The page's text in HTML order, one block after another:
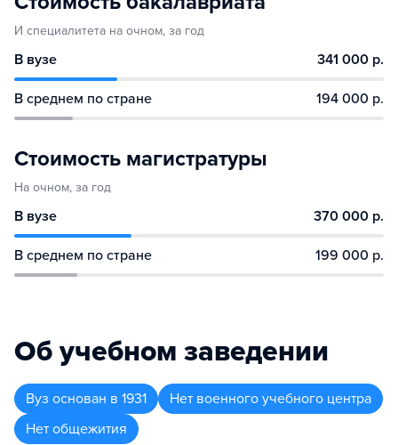
И специалитета на очном, за год
В вузе 341 000 р.
В среднем по стране 194 000 р.
Стоимость магистратуры
На очном, за год
В вузе 370 000 р.
В среднем по стране 199 000 р.
Об учебном заведении
Вуз основан в 1931
Нет военного учебного центра
Нет общежития